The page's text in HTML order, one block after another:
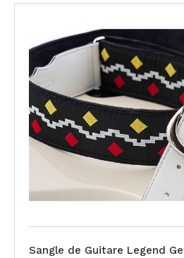
Sangle de Guitare Legend